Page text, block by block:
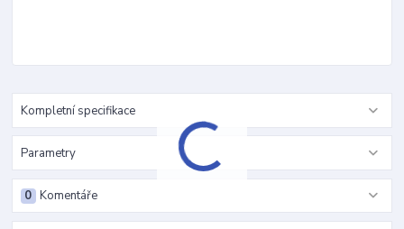
Kompletní specifikace
Parametry
Komentáře
0